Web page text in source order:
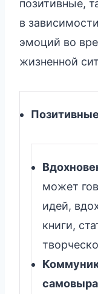
позитивные,
в
эмоций во
жизненной
может
идей,
книги,